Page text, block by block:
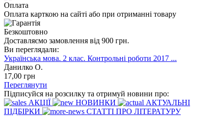
Оплата
Оплата карткою на сайті або при отриманні товару
Безкоштовно
Доставляємо замовлення від 900 грн.
Ви переглядали:
Українська мова. 2 клас. Контрольні роботи 2017 ...
Данилко О.
17,00 грн
Переглянути
Підписуйся на розсилку та отримуй новини про:
АКЦІЇ
НОВИНКИ
АКТУАЛЬНІ
ПІДБІРКИ
СТАТТІ ПРО ЛІТЕРАТУРУ